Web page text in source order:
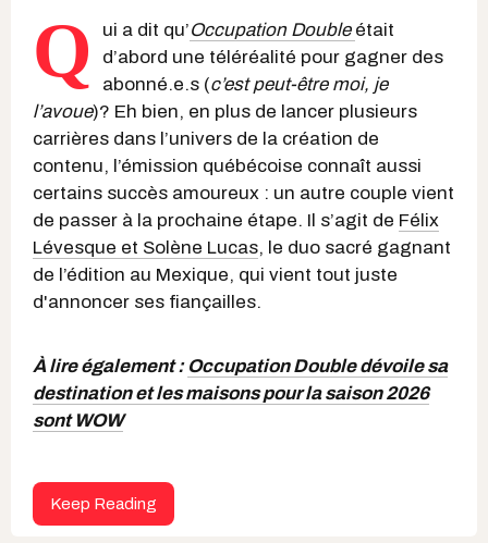
Q ui a dit qu’Occupation Double était
d’abord une téléréalité pour gagner des
abonné.e.s (c’est peut-être moi, je
l’avoue)? Eh bien, en plus de lancer plusieurs
carrières dans l’univers de la création de
contenu, l’émission québécoise connaît aussi
certains succès amoureux : un autre couple vient
de passer à la prochaine étape. Il s’agit de Félix
Lévesque et Solène Lucas, le duo sacré gagnant
de l’édition au Mexique, qui vient tout juste
d'annoncer ses fiançailles.
À lire également : Occupation Double dévoile sa
destination et les maisons pour la saison 2026
sont WOW
Keep Reading